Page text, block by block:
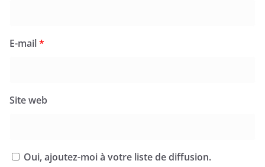
E-mail*
Site web
Oui, ajoutez-moi à votre liste de diffusion.